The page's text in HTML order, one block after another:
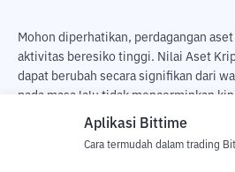
Mohon diperhatikan, perdagangan
aktivitas beresiko tinggi. Nilai Aset
dapat berubah secara signifikan dari
pada masa lalu tidak mencerminkan
Terdapat risiko kehilangan sebagai
pengguna. PT Utama Aset Digital
Aplikasi Bittime
Cara termudah dalam trading